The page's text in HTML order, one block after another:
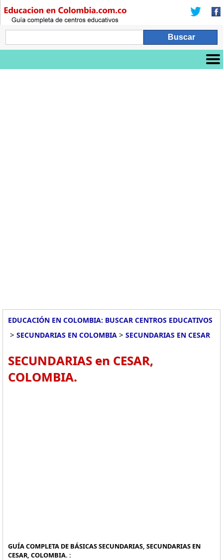
EDUCACIÓN EN COLOMBIA: BUSCAR CENTROS EDUCATIVOS
> SECUNDARIAS EN COLOMBIA > SECUNDARIAS EN CESAR
SECUNDARIAS en CESAR,
COLOMBIA.
GUÍA COMPLETA DE BÁSICAS SECUNDARIAS, SECUNDARIAS EN
CESAR, COLOMBIA. :